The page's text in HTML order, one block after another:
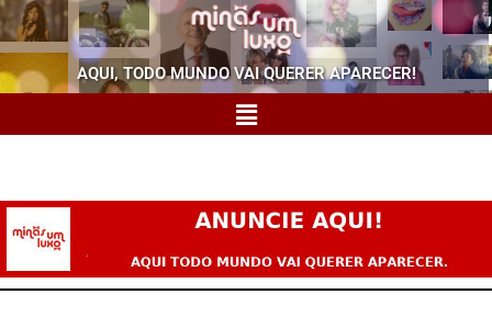
AQUI, TODO MUNDO VAI QUERER APARECER!